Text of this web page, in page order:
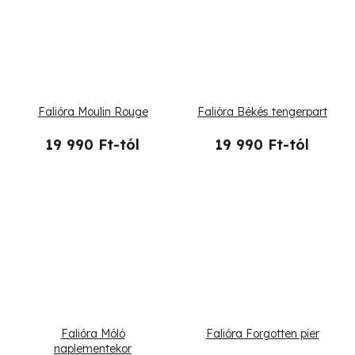
Falióra Moulin Rouge
19 990 Ft-tól
Falióra Békés tengerpart
19 990 Ft-tól
Falióra Móló
naplementekor
Falióra Forgotten pier